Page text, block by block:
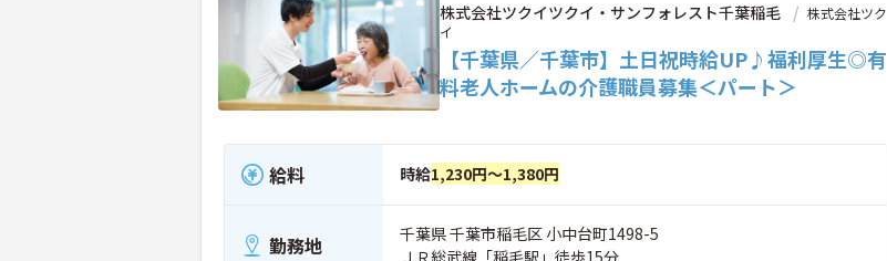
株式会社ツクイツクイ・サンフォレスト千葉稲毛
株式会社ツク
イ
【千葉県／千葉市】土日祝時給UP♪福利厚生◎有
料老人ホームの介護職員募集＜パート＞
給料 時給1,230円～1,380円
勤務地
千葉県 千葉市稲毛区 小中台町1498-5
ＪＲ総武線「稲毛駅」徒歩15分